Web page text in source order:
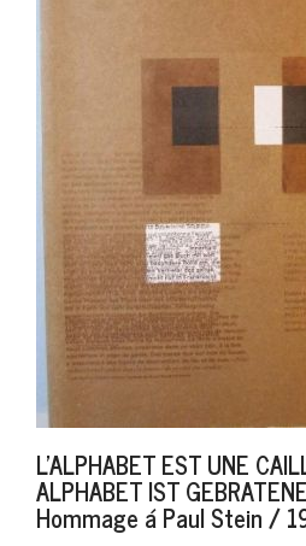
L'ALPHABET EST UNE
ALPHABET IST
Hommage á Paul Stein /